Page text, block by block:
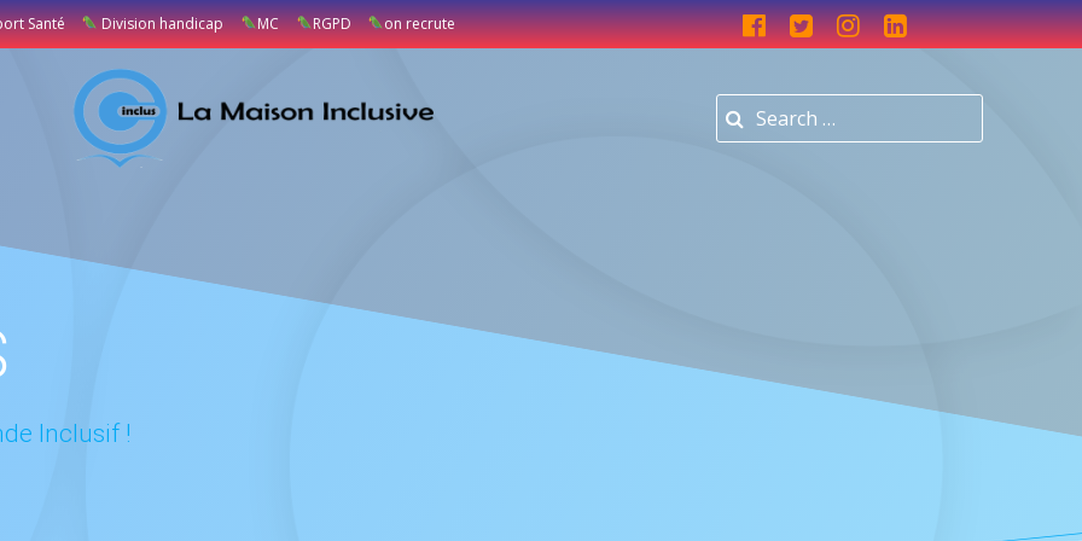
Santé Division handicap MC RGPD on recrute
Inclusif !